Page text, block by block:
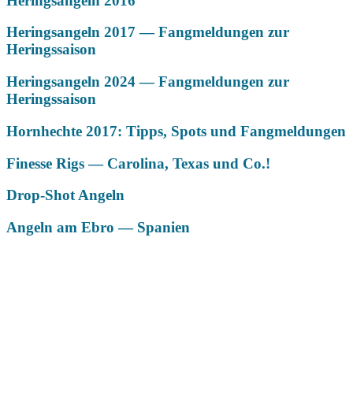
Heringsangeln 2017 — Fangmeldungen zur
Heringssaison
Heringsangeln 2024 — Fangmeldungen zur
Heringssaison
Hornhechte 2017: Tipps, Spots und Fangmeldungen
Finesse Rigs — Carolina, Texas und Co.!
Drop-Shot Angeln
Angeln am Ebro — Spanien